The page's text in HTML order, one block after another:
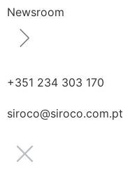
Newsroom
+351 234 303 170
siroco@siroco.com.pt